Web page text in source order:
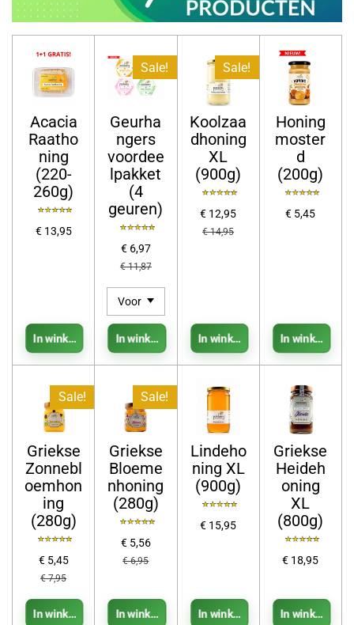
Acacia
Raatho
ning
(220-
260g)
€ 13,95
In winkelwagen
Sale!
Geurha
ngers
voordee
lpakket
(4
geuren)
€ 6,97
€ 11,87
In winkelwagen
Sale!
Koolzaa
dhoning
XL
(900g)
€ 12,95
€ 14,95
In winkelwagen
Honing
moster
d
(200g)
€ 5,45
In
Sale!
Griekse
Zonnebl
oemhon
ing
(280g)
€ 5,45
€ 7,95
In winkelwagen
Sale!
Griekse
Bloeme
nhoning
(280g)
€ 5,56
€ 6,95
In winkelwagen
Lindeho
ning XL
(900g)
€ 15,95
In winkelwagen
Griekse
Heideh
oning
XL
(800g)
€ 18,95
In